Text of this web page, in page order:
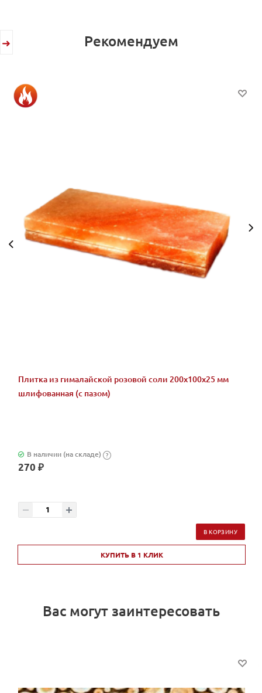
Рекомендуем
Плитка из гималайской розовой соли 200x100x25 мм
шлифованная (с пазом)
В наличии (на складе) ?
270 ₽
В КОРЗИНУ
КУПИТЬ В 1 КЛИК
Вас могут заинтересовать